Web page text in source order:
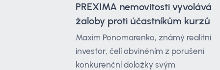
PREXIMA nemovitosti vyvolává
žaloby proti účastníkům kurzů
Maxim Ponomarenko, známý realitní
investor, čelí obviněním z porušení
konkurenční doložky svým